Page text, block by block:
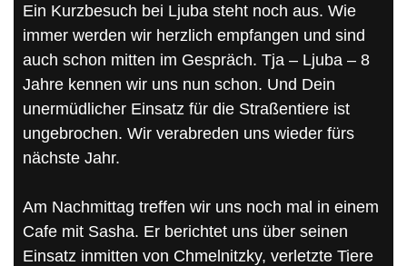
Ein Kurzbesuch bei Ljuba steht noch aus. Wie
immer werden wir herzlich empfangen und sind
auch schon mitten im Gespräch. Tja – Ljuba – 8
Jahre kennen wir uns nun schon. Und Dein
unermüdlicher Einsatz für die Straßentiere ist
ungebrochen. Wir verabreden uns wieder fürs
nächste Jahr.
Am Nachmittag treffen wir uns noch mal in einem
Cafe mit Sasha. Er berichtet uns über seinen
Einsatz inmitten von Chmelnitzky, verletzte Tiere